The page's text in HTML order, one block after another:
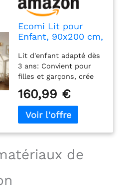
Ecomi Lit pour
Enfant, 90x200 cm,
Lit d'enfant adapté dès
3 ans: Convient pour
filles et garçons, crée
confortable pour faire
de beaux rêves et se
sentir en sécurité avec
confort Dimensions
disponibles: Surface de
160,99 €
de